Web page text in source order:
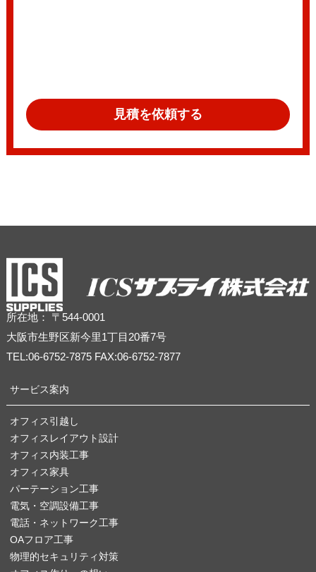
見積を依頼する
所在地： 〒544-0001
大阪市生野区新今里1丁目20番7号
TEL:06-6752-7875 FAX:06-6752-7877
サービス案内
オフィス引越し
オフィスレイアウト設計
オフィス内装工事
オフィス家具
パーテーション工事
電気・空調設備工事
電話・ネットワーク工事
OAフロア工事
物理的セキュリティ対策